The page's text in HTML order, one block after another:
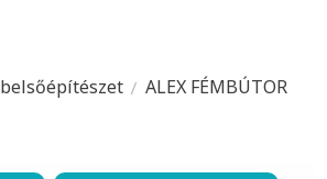
belsőépítészet
ALEX FÉMBÚTOR